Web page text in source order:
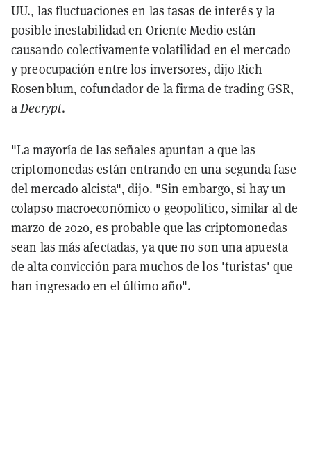
UU., las fluctuaciones en las tasas de interés y la
posible inestabilidad en Oriente Medio están
causando colectivamente volatilidad en el mercado
y preocupación entre los inversores, dijo Rich
Rosenblum, cofundador de la firma de trading GSR,
aDecrypt.
"La mayoría de las señales apuntan a que las
criptomonedas están entrando en una segunda fase
del mercado alcista", dijo. "Sin embargo, si hay un
colapso macroeconómico o geopolítico, similar al de
marzo de 2020, es probable que las criptomonedas
sean las más afectadas, ya que no son una apuesta
de alta convicción para muchos de los 'turistas' que
han ingresado en el último año".